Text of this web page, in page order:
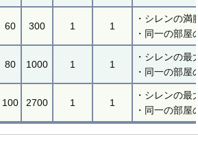
60 300 1 1
・シレンの満
・同一の部
80 1000 1 1
・シレンの
・同一の部
100 2700 1 1
・シレンの
・同一の部